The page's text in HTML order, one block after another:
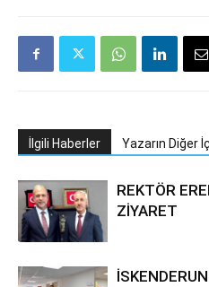
İlgili Haberler Yazarın Diğer
REKTÖR
ZİYARET